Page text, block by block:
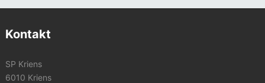
Kontakt
SP Kriens
6010 Kriens